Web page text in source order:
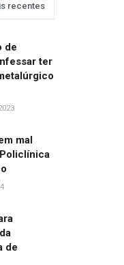
recentes
de
ter
mal
de